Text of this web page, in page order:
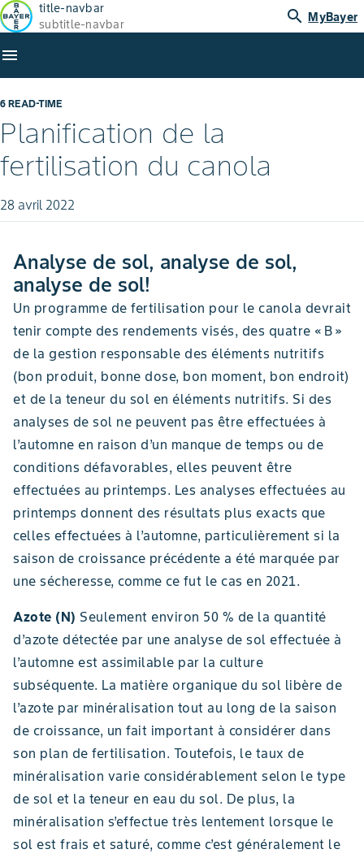
title-navbar
subtitle-navbar
search MyBayer
menu
6 READ-TIME
Planification de la
fertilisation du canola
28 avril 2022
Analyse de sol, analyse de sol,
analyse de sol!
Un programme de fertilisation pour le canola devrait
tenir compte des rendements visés, des quatre « B »
de la gestion responsable des éléments nutritifs
(bon produit, bonne dose, bon moment, bon endroit)
et de la teneur du sol en éléments nutritifs. Si des
analyses de sol ne peuvent pas être effectuées à
l’automne en raison d’un manque de temps ou de
conditions défavorables, elles peuvent être
effectuées au printemps. Les analyses effectuées au
printemps donnent des résultats plus exacts que
celles effectuées à l’automne, particulièrement si la
saison de croissance précédente a été marquée par
une sécheresse, comme ce fut le cas en 2021.
Azote (N) Seulement environ 50 % de la quantité
d’azote détectée par une analyse de sol effectuée à
l’automne est assimilable par la culture
subséquente. La matière organique du sol libère de
l’azote par minéralisation tout au long de la saison
de croissance, un fait important à considérer dans
son plan de fertilisation. Toutefois, le taux de
minéralisation varie considérablement selon le type
de sol et la teneur en eau du sol. De plus, la
minéralisation s’effectue très lentement lorsque le
sol est frais et saturé, comme c’est généralement le